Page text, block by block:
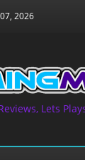
2026
Lets